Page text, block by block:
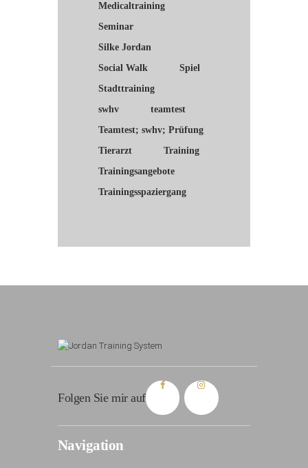
Medicaltraining
Seminar
Silke Jordan
Social Walk
Spiel
Stadttraining
swhv
teamtest
Teamtest; swhv; Prüfung
Tierarzt
Training
Trainingsangebote
Trainingsspaziergang
Folgen Sie mir auf
Navigation